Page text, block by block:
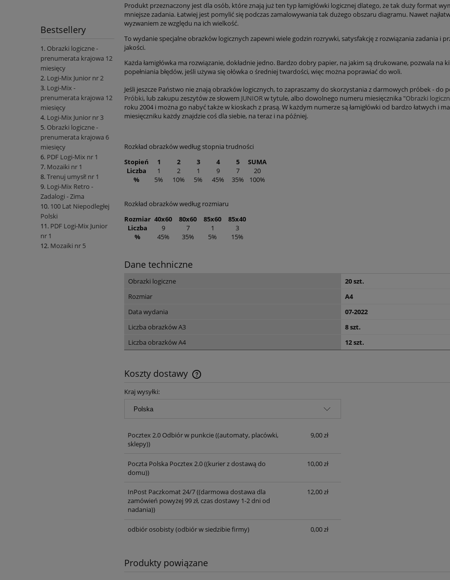
Bestsellery
Obrazki logiczne -
prenumerata krajowa 12
miesięcy
Logi-Mix Junior nr 2
Logi-Mix -
prenumerata krajowa 12
miesięcy
Logi-Mix Junior nr 3
Obrazki logiczne -
prenumerata krajowa 6
miesięcy
PDF Logi-Mix nr 1
Mozaiki nr 1
Trenuj umysł! nr 1
Logi-Mix Retro -
Zadalogi - Zima
100 Lat Niepodległej
Polski
PDF Logi-Mix Junior
nr 1
Mozaiki nr 5
Produkt przeznaczony jest dla osób, które znają już ten typ łamigłówki logicznej dlatego, że tak duży format
mniejsze zadania. Łatwiej jest pomylić się podczas zamalowywania tak dużego obszaru diagramu. Nawet
wyzwaniem ze względu na ich wielkość.
To wydanie specjalne obrazków logicznych zapewni wiele godzin rozrywki, satysfakcję z rozwiązania zadania i
jakości.
Każda łamigłówka ma rozwiązanie, dokładnie jedno. Bardzo dobry papier, na jakim są drukowane, pozwala na
popełniania błędów, jeśli używa się ołówka o średniej twardości, więc można poprawiać do woli.
Jeśli jeszcze Państwo nie znają obrazków logicznych, to zapraszamy do skorzystania z darmowych próbek - do
Próbki, lub zakupu zeszytów ze słowem JUNIORw tytule, albo dowolnego numeru miesięcznika "Obrazki
roku 2004 i można go nabyć także w kioskach z prasą. W każdym numerze są łamigłówki od bardzo łatwych i
miesięczniku każdy znajdzie coś dla siebie, na teraz i na później.
Rozkład obrazków według stopnia trudności
Stopień
1 2 3 4 5
SUMA
Liczba
1 2 1 9 7
20
%
5% 10% 5% 45% 35% 100%
Rozkład obrazków według rozmiaru
Rozmiar 40x60 80x60 85x60
85x40
Liczba
9 7 1
3
%
45% 35% 5% 15%
Dane techniczne
Obrazki logiczne
20 szt.
Rozmiar
A4
Data wydania
07-2022
Liczba obrazków A3
8 szt.
Liczba obrazków A4
12 szt.
Koszty dostawy
Kraj wysyłki:
Pocztex 2.0 Odbiór w punkcie((automaty, placówki,
sklepy))
9,00 zł
Poczta Polska Pocztex 2.0((kurier z dostawą do
domu))
10,00 zł
InPost Paczkomat 24/7((darmowa dostawa dla
zamówień powyżej 99 zł, czas dostawy 1-2 dni od
nadania))
12,00 zł
odbiór osobisty(odbiór w siedzibie firmy) 0,00 zł
Produkty powiązane